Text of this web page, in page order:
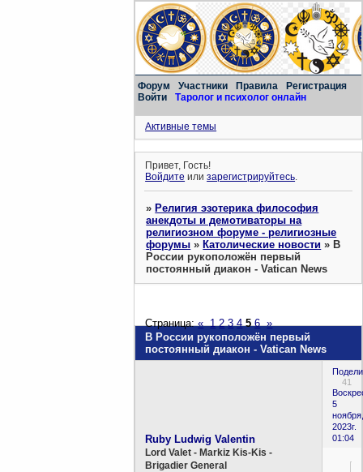
Форум Участники Правила
Регистрация
Войти
Таролог и психолог онлайн
Активные темы
Привет, Гость!
Войдите илизарегистрируйтесь.
»Религия эзотерика философия
анекдоты и демотиваторы на
религиозном форуме - религиозные
форумы »Католические новости »В
России рукоположён первый
постоянный диакон - Vatican News
В России рукоположён первый
постоянный диакон - Vatican News
Страница:« 1 2 3 4 5 6 »
41
5
ноября,
2023г.
01:04
Ruby Ludwig Valentin
Lord Valet - Markiz Kis-Kis -
Brigadier General